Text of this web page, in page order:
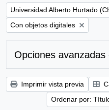
Remove filter:
Universidad Alberto Hurtado
Remove filter:
Con objetos digitales
Opciones avanzadas
Imprimir vista previa
Ordenar por: